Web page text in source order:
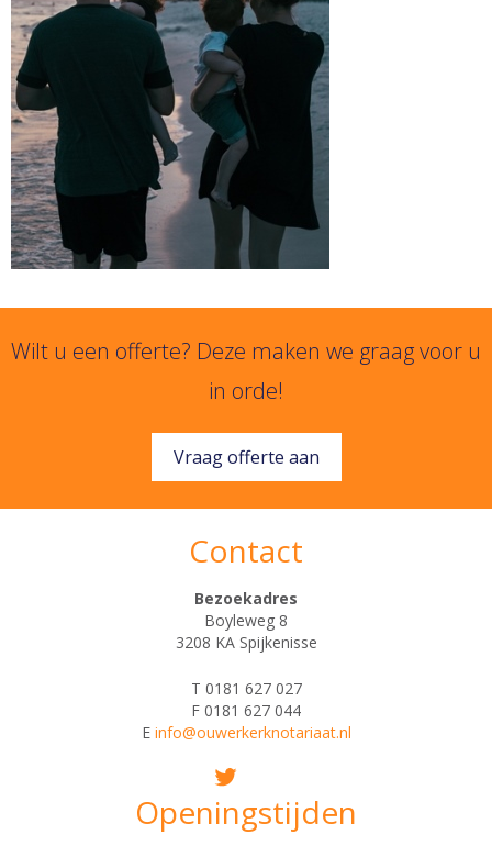
Wilt u een offerte? Deze maken we graag voor u
in orde!
Vraag offerte aan
Contact
Bezoekadres
Boyleweg 8
3208 KA Spijkenisse
T 0181 627 027
F 0181 627 044
E info@ouwerkerknotariaat.nl
Openingstijden